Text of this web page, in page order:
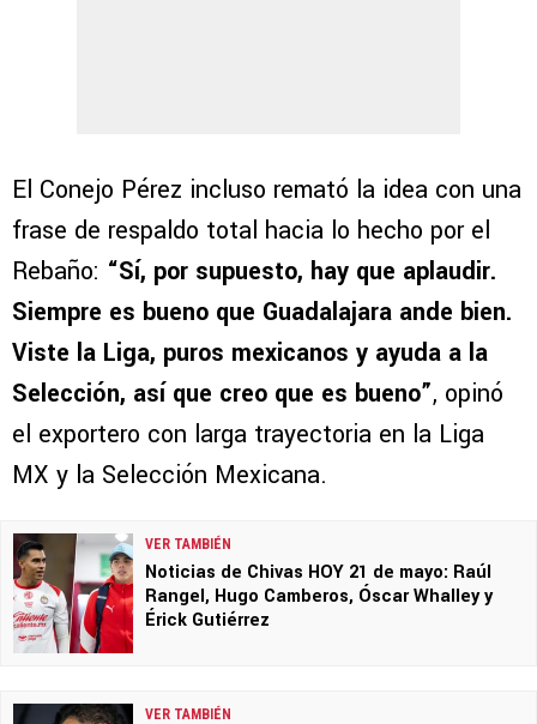
El Conejo Pérez incluso remató la idea con una
frase de respaldo total hacia lo hecho por el
Rebaño: “Sí, por supuesto, hay que aplaudir.
Siempre es bueno que Guadalajara ande bien.
Viste la Liga, puros mexicanos y ayuda a la
Selección, así que creo que es bueno”, opinó
el exportero con larga trayectoria en la Liga
MX y la Selección Mexicana.
VER TAMBIÉN
Noticias de Chivas HOY 21 de mayo: Raúl
Rangel, Hugo Camberos, Óscar Whalley y
Érick Gutiérrez
VER TAMBIÉN